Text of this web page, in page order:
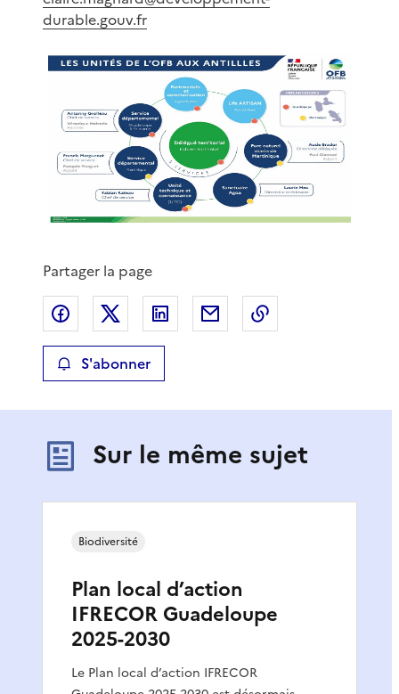
durable.gouv.fr
Partager la page
Partager sur Facebook
Partager sur XPartager sur LinkedIn
Partager par email
S'abonner
Sur le même sujet
Plan local d’action
IFRECOR Guadeloupe
2025-2030
Le Plan local d’action IFRECOR
Biodiversité